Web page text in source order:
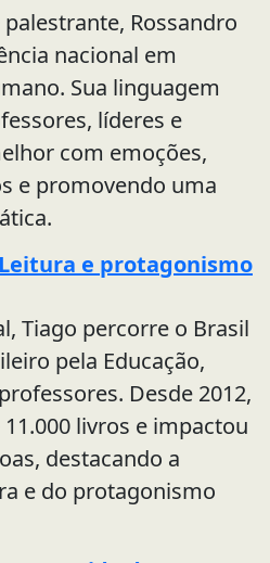
Rossandro
nacional em
Sua linguagem
líderes e
com emoções,
e promovendo uma
e protagonismo
Tiago percorre o Brasil
pela Educação,
Desde 2012,
livros e impactou
destacando a
e do protagonismo